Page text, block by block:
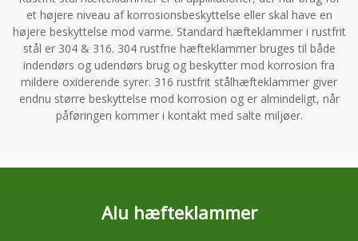
et højere niveau af korrosionsbeskyttelse eller skal have en
højere beskyttelse mod varme. Standard hæfteklammer i rustfrit
stål er 304 & 316. 304 rustfrie hæfteklammer bruges til både
indendørs og udendørs brug og beskytter mod korrosion fra
mildere oxiderende syrer. 316 rustfrit stålhæfteklammer giver
endnu større beskyttelse mod korrosion og er almindeligt, når
påføringen kommer i kontakt med salte miljøer.
Alu hæfteklammer